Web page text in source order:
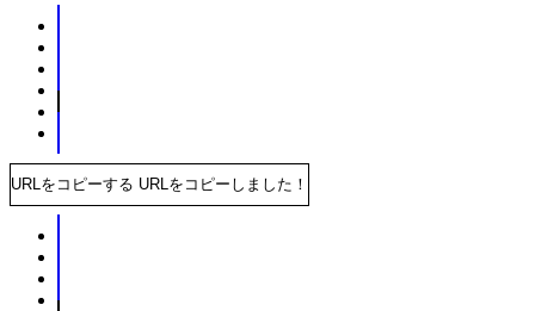
URLをコピーする URLをコピーしました！